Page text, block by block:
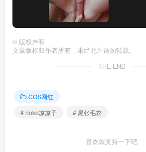
© 版权声明
文章版权归作者所有，未经允许请勿转载。
THE END
COS网红
# rioko凉凉子
# 尾张毛衣
喜欢就支持一下吧